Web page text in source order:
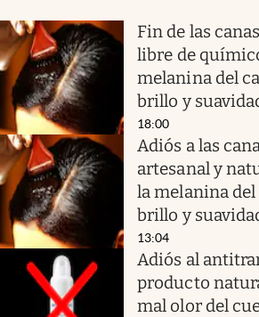
Fin de las
libre de
melanina del
brillo y
18:00
Adiós a las
artesanal y
la melanina
brillo y
13:04
Adiós al
producto
mal olor del